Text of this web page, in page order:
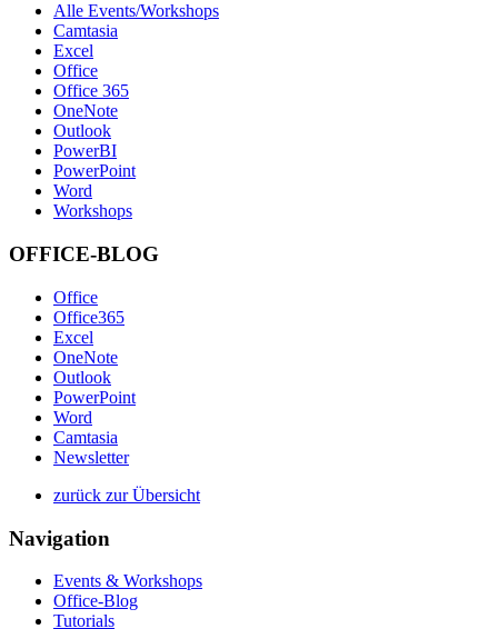
Alle Events/Workshops
Camtasia
Excel
Office
Office 365
OneNote
Outlook
PowerBI
PowerPoint
Word
Workshops
OFFICE-BLOG
Office
Office365
Excel
OneNote
Outlook
PowerPoint
Word
Camtasia
Newsletter
zurück zur Übersicht
Navigation
Events & Workshops
Office-Blog
Tutorials